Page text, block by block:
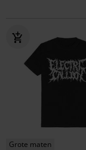
Grote maten